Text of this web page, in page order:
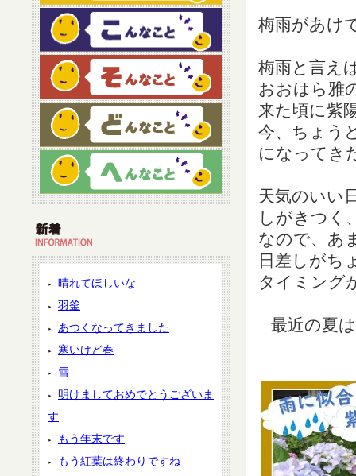
梅雨があけ
梅雨と言え
おおはら雅
来た頃に紫
今、ちょう
になってき
天気のいい
しがきつく
なので、あ
日差しがち
タイミング
最近の夏
晴れてほしいな
羽釜
あつくなってきました
寒いけど春
雪
明けましておめでとうございま
す
もう年末です
もう紅葉は終わりですね